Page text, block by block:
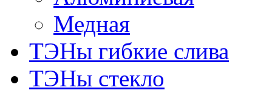
Медная
ТЭНы гибкие слива
ТЭНы стекло